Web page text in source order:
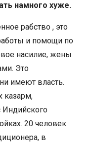
намного хуже.
рабство , это
и помощи по
насилие, жены
Это
имеют власть.
казарм,
Индийского
20 человек
в